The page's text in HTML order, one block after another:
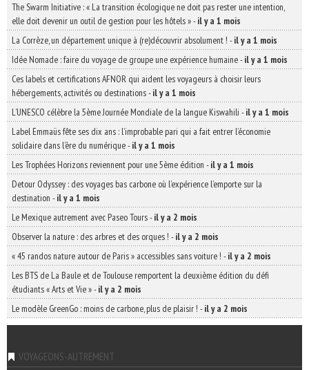
The Swarm Initiative : « La transition écologique ne doit pas rester une intention,
elle doit devenir un outil de gestion pour les hôtels »-il y a 1 mois
La Corrèze, un département unique à (re)découvrir absolument ! -il y a 1 mois
Idée Nomade : faire du voyage de groupe une expérience humaine-il y a 1 mois
Ces labels et certifications AFNOR qui aident les voyageurs à choisir leurs
hébergements, activités ou destinations-il y a 1 mois
L’UNESCO célèbre la 5ème Journée Mondiale de la langue Kiswahili -il y a 1 mois
Label Emmaüs fête ses dix ans : l’improbable pari qui a fait entrer l’économie
solidaire dans l’ère du numérique-il y a 1 mois
Les Trophées Horizons reviennent pour une 5ème édition -il y a 1 mois
Detour Odyssey : des voyages bas carbone où l’expérience l’emporte sur la
destination -il y a 1 mois
Le Mexique autrement avec Paseo Tours-il y a 2 mois
Observer la nature : des arbres et des orques ! -il y a 2 mois
« 45 randos nature autour de Paris » accessibles sans voiture ! -il y a 2 mois
Les BTS de La Baule et de Toulouse remportent la deuxième édition du défi
étudiants « Arts et Vie »-il y a 2 mois
Le modèle GreenGo : moins de carbone, plus de plaisir ! -il y a 2 mois
VOYAGEONS-AUTREMENT